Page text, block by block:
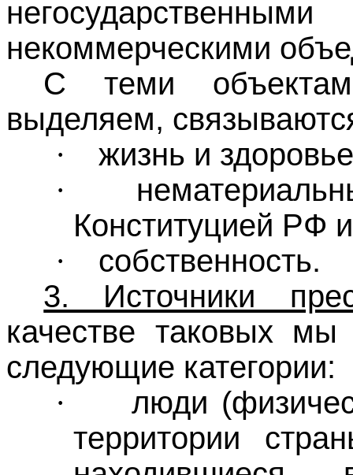
некоммерческими
С теми
выделяем,
· жизнь и
·
Конституцией РФ
·
собственность.
3. Источники
качестве таковых мы
следующие категории:
·
люди
территории